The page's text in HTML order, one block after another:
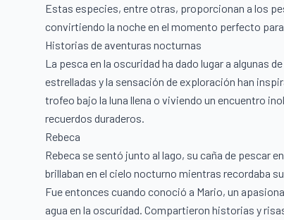
Estas especies, entre otras, proporcionan a los
convirtiendo la noche en el momento perfecto
Historias de aventuras nocturnas
La pesca en la oscuridad ha dado lugar a algunas
estrelladas y la sensación de exploración han
trofeo bajo la luna llena o viviendo un encuentro
recuerdos duraderos.
Rebeca
Rebeca se sentó junto al lago, su caña de pescar
brillaban en el cielo nocturno mientras recordaba
Fue entonces cuando conoció a Mario, un
agua en la oscuridad. Compartieron historias y